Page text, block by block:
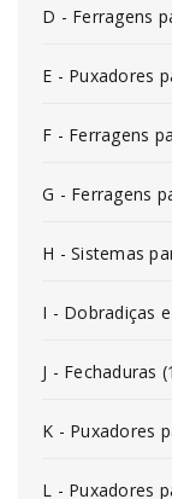
D - Ferragens
E - Puxadores
F - Ferragens
G - Ferragens
H - Sistemas
I - Dobradiças
J - Fechaduras
K - Puxadores
L - Puxadores